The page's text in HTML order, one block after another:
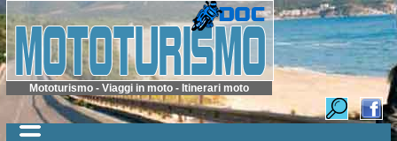
Mototurismo - Viaggi in moto - Itinerari moto